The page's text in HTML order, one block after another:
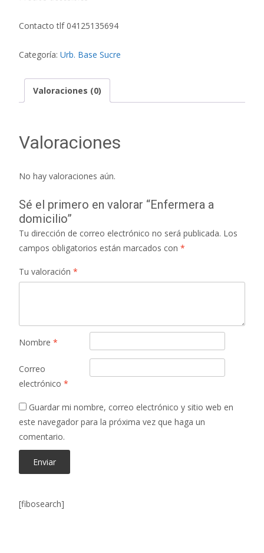
Contacto tlf 04125135694
Categoría: Urb. Base Sucre
Valoraciones (0)
Valoraciones
No hay valoraciones aún.
Sé el primero en valorar “Enfermera a
domicilio”
Tu dirección de correo electrónico no será publicada. Los
campos obligatorios están marcados con *
Tu valoración *
Nombre *
Correo
electrónico *
Guardar mi nombre, correo electrónico y sitio web en
este navegador para la próxima vez que haga un
comentario.
[fibosearch]